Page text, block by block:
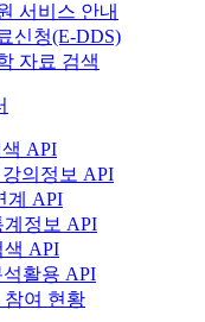
서비스 안내
신청(E-DDS)
자료 검색
색 API
의정보 API
계 API
계정보 API
색 API
활용 API
참여 현황